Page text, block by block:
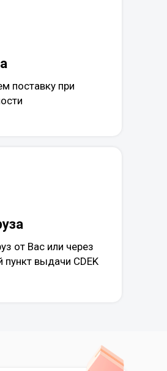
поставку при
от Вас или через
выдачи CDEK